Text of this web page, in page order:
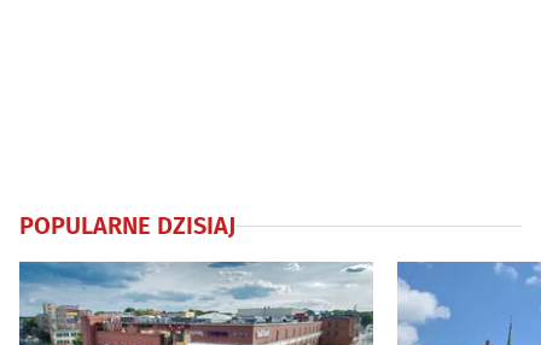
POPULARNE DZISIAJ